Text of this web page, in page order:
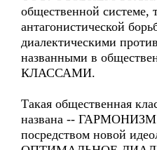
общественной системе,
антагонистической
диалектическими
названными в
КЛАССАМИ.
Такая общественная
названа -- ГАРМОНИЗМ
посредством новой